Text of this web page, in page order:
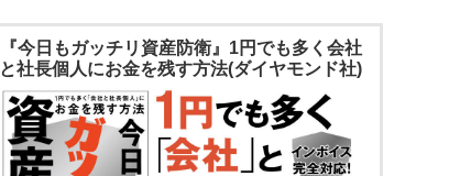
『今日もガッチリ資産防衛』1円でも多く会社
と社長個人にお金を残す方法(ダイヤモンド社)